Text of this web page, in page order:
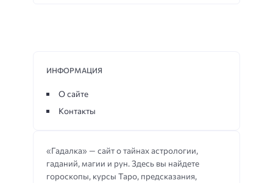
«Гадалка» — сайт о тайнах астрологии,
гаданий, магии и рун. Здесь вы найдете
гороскопы, курсы Таро, предсказания,
ИНФОРМАЦИЯ
О сайте
Контакты